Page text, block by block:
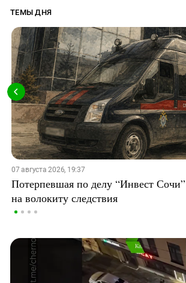
ТЕМЫ ДНЯ
07 августа 2026, 19:37
Потерпевшая по делу “Инвест
на волокиту следствия